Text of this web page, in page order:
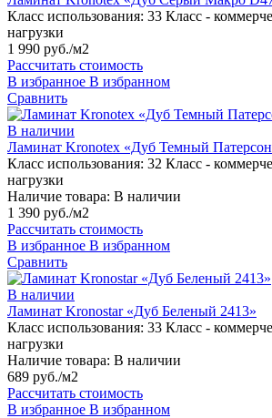
Класс использования: 33 Класс -
нагрузки
1 990 руб./м2
Рассчитать стоимость
В избранное В избранном
Сравнить
В наличии
Ламинат Kronotex «Дуб Темный
Класс использования: 32 Класс -
нагрузки
Наличие товара: В наличии
1 390 руб./м2
Рассчитать стоимость
В избранное В избранном
Сравнить
В наличии
Ламинат Kronostar «Дуб Беленый 2413»
Класс использования: 33 Класс -
нагрузки
Наличие товара: В наличии
689 руб./м2
Рассчитать стоимость
В избранное В избранном